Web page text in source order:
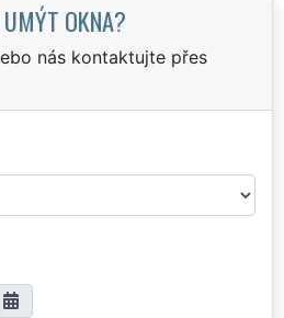
OKNA?
nás kontaktujte přes